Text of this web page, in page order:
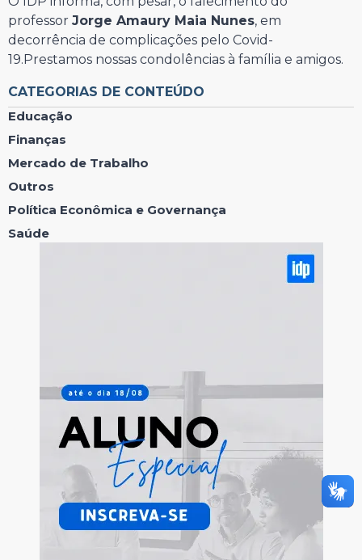
professor Jorge Amaury Maia Nunes, em
decorrência de complicações pelo Covid-
19.Prestamos nossas condolências à família e amigos.
CATEGORIAS DE CONTEÚDO
Educação
Finanças
Mercado de Trabalho
Outros
Política Econômica e Governança
Saúde